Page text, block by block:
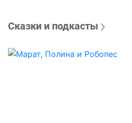
Сказки и подкасты